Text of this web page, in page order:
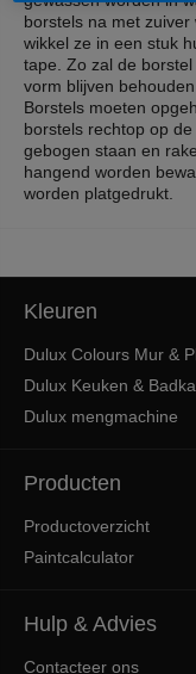
borstels na met zuiver
wikkel ze in een stuk
tape. Zo zal de
vorm blijven
Borstels moeten
borstels rechtop op
gebogen staan en
hangend worden
worden platgedrukt.
Kleuren
Dulux Colours Mur &
Dulux Keuken &
Dulux mengmachine
Producten
Productoverzicht
Paintcalculator
Hulp & Advies
Contacteer ons